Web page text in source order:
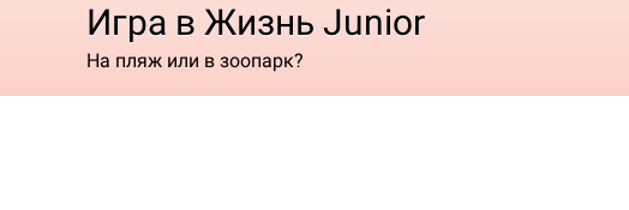
Игра в Жизнь Junior
На пляж или в зоопарк?